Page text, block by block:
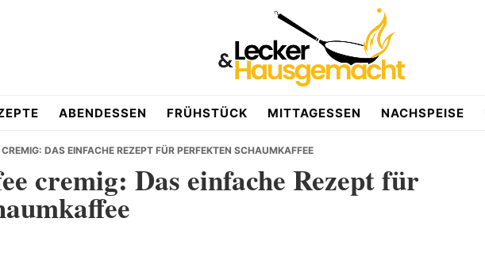
ABENDESSEN FRÜHSTÜCK MITTAGESSEN NACHSPEISE
DAS EINFACHE REZEPT FÜR PERFEKTEN SCHAUMKAFFEE
cremig: Das einfache Rezept für